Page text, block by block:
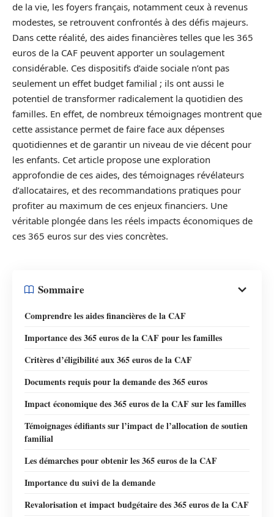
de la vie, les foyers français, notamment ceux à revenus
modestes, se retrouvent confrontés à des défis majeurs.
Dans cette réalité, des aides financières telles que les 365
euros de la CAF peuvent apporter un soulagement
considérable. Ces dispositifs d’aide sociale n’ont pas
seulement un effet budget familial ; ils ont aussi le
potentiel de transformer radicalement la quotidien des
familles. En effet, de nombreux témoignages montrent que
cette assistance permet de faire face aux dépenses
quotidiennes et de garantir un niveau de vie décent pour
les enfants. Cet article propose une exploration
approfondie de ces aides, des témoignages révélateurs
d’allocataires, et des recommandations pratiques pour
profiter au maximum de ces enjeux financiers. Une
véritable plongée dans les réels impacts économiques de
ces 365 euros sur des vies concrètes.
Sommaire
Comprendre les aides financières de la CAF
Importance des 365 euros de la CAF pour les familles
Critères d’éligibilité aux 365 euros de la CAF
Documents requis pour la demande des 365 euros
Impact économique des 365 euros de la CAF sur les familles
Témoignages édifiants sur l’impact de l’allocation de soutien
familial
Les démarches pour obtenir les 365 euros de la CAF
Importance du suivi de la demande
Revalorisation et impact budgétaire des 365 euros de la CAF